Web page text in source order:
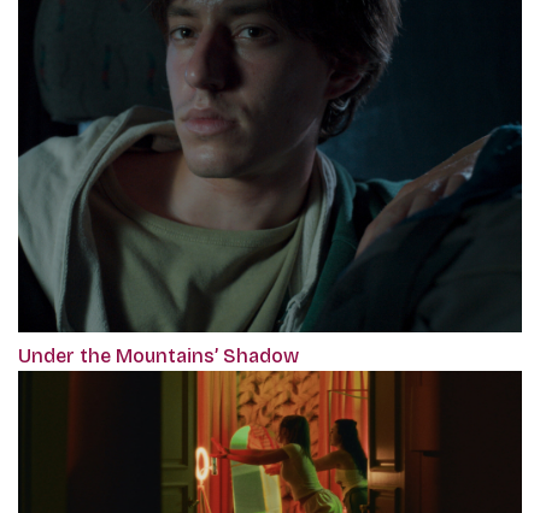
Under the Mountains’ Shadow